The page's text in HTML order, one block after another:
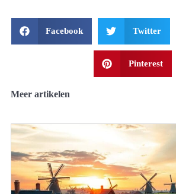
Facebook Twitter
Pinterest
Meer artikelen